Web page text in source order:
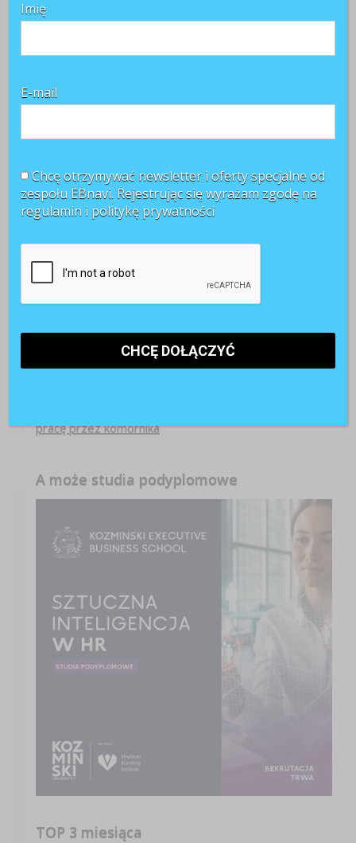
Najnowsze komentarze
Witold RyciooGen Z i millenialsi 2025: sens pracy, AI i
KasiaoSposób na frekwencję pracowników podczas
pracę przez komornika
A może studia podyplomowe
TOP 3 miesiąca
Imię
E-mail
Chcę otrzymywać newsletter i oferty specjalne od
zespołu EBnavi. Rejestrując się wyrażam zgodę na
regulamin i politykę prywatności